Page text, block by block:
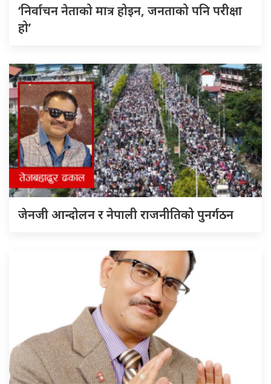
‘निर्वाचन नेताको मात्र होइन, जनताको पनि परीक्षा
हो’
जेनजी आन्दोलन र नेपाली राजनीतिको पुनर्गठन